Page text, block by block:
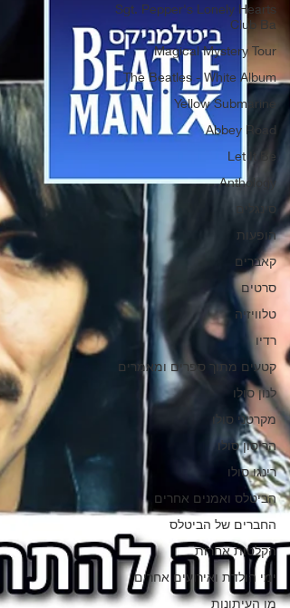
Sgt. Pepper's Lonely Hearts
Club Ba
Magical Mystery Tour
The Beatles - White Album
Yellow Submarine
Abbey Road
Let It Be
Anthology
הופעות
קאברים
סרטים
טלוויזיה
רדיו
קטעים מתוך ספרים ומאמרים
לנון סולו
מקרטני סולו
הריסון סולו
רינגו סולו
הביטלס ואמנים אחרים
החברים של הביטלס
הקלטות אחרות
ימי הולדת ואירועים אחרים
מן העיתונות